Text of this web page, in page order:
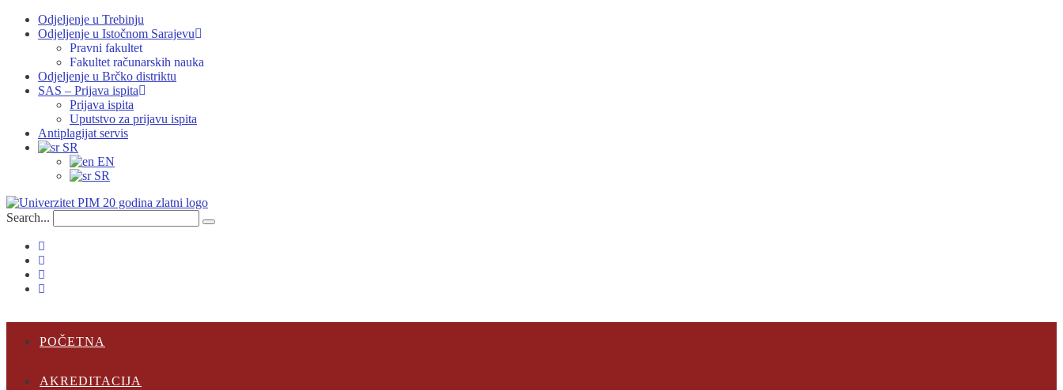
Odjeljenje u Trebinju
Odjeljenje u Istočnom Sarajevu
Pravni fakultet
Fakultet računarskih nauka
Odjeljenje u Brčko distriktu
SAS – Prijava ispita
Prijava ispita
Uputstvo za prijavu ispita
Antiplagijat servis
SR
EN
SR
Search...
POČETNA
AKREDITACIJA